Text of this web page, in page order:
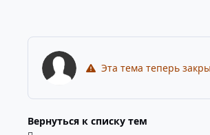
Эта тема теперь
Вернуться к списку тем